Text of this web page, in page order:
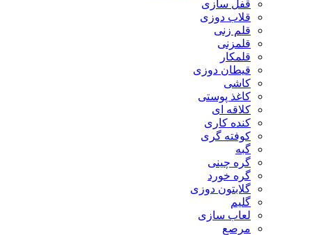
قفل سازی
قلاب دوزی
قلم زنی
قلمزنی
قلمکار
قیطان دوزی
کاشی
کاغذ پوستی
کلاقه ای
کنده کاری
کوفته گری
گبه
گره چینی
گره خورد
گلابتون دوزی
گلیم
لعاب سازی
مرصع